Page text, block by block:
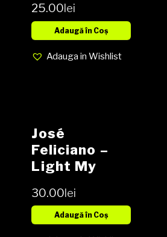
Cover EX
(SH)
25.00lei
Adaugă în Coș
Adauga in Wishlist
José
Feliciano ‎–
Light My
Compilation,
Media VG-,
30.00lei
Adaugă în Coș